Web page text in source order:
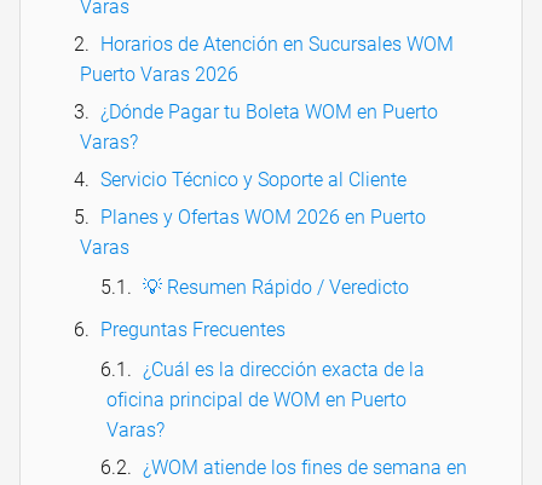
Varas
Horarios de Atención en Sucursales WOM
Puerto Varas 2026
¿Dónde Pagar tu Boleta WOM en Puerto
Varas?
Servicio Técnico y Soporte al Cliente
Planes y Ofertas WOM 2026 en Puerto
Varas
💡 Resumen Rápido / Veredicto
Preguntas Frecuentes
¿Cuál es la dirección exacta de la
oficina principal de WOM en Puerto
Varas?
¿WOM atiende los fines de semana en